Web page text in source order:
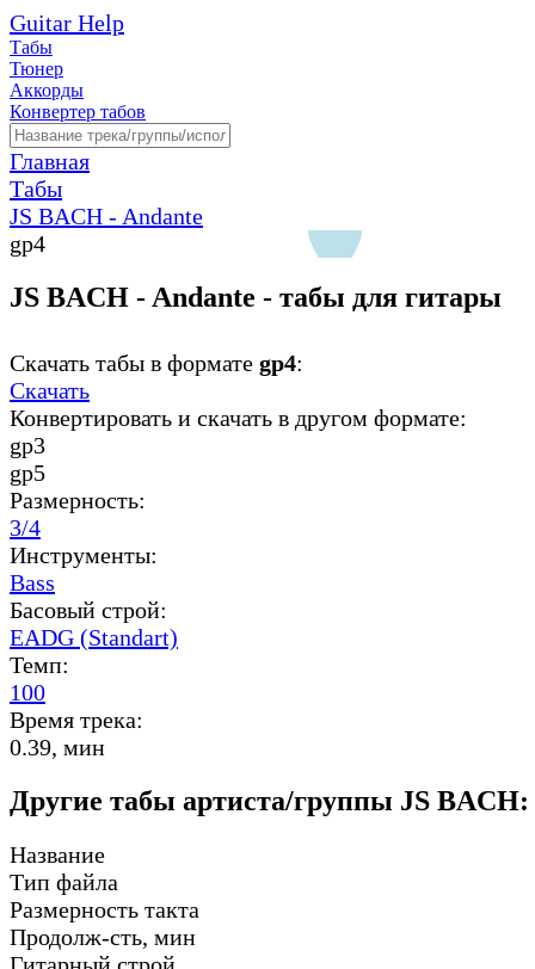
Guitar Help
Табы
Тюнер
Аккорды
Конвертер табов
Главная
Табы
JS BACH - Andante
gp4
JS BACH - Andante - табы для гитары
Скачать табы в формате gp4:
Скачать
Конвертировать и скачать в другом формате:
gp3
gp5
Размерность:
3/4
Инструменты:
Bass
Басовый строй:
EADG (Standart)
Темп:
100
Время трека:
0.39, мин
Другие табы артиста/группы JS BACH:
Название
Тип файла
Размерность такта
Продолж-сть, мин